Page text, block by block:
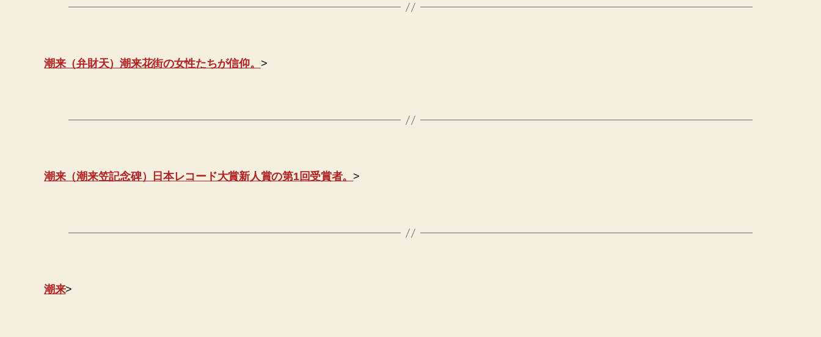
潮来（弁財天）潮来花街の女性たちが信仰。 >
潮来（潮来笠記念碑）日本レコード大賞新人賞の第1回受賞者。>
潮来>